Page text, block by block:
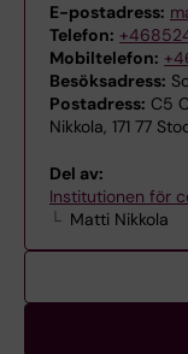
E-postadress:
Telefon:
Mobiltelefon:
Besöksadress:
Postadress: C5
Nikkola, 171 77
Del av:
Institutionen för
Matti Nikkola